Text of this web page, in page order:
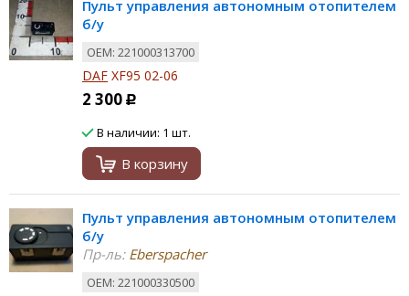
Пульт управления автономным отопителем
б/у
ОЕМ: 221000313700
DAF XF95 02-06
2 300 Р
В наличии: 1 шт.
В корзину
Пульт управления автономным отопителем
б/у
Пр-ль:Eberspacher
ОЕМ: 221000330500